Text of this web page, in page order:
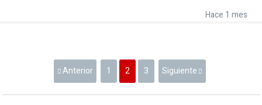
Hace 1 mes
Anterior 1 2 3 Siguiente